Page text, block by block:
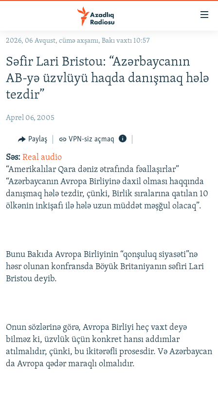
Əsas
qayıt
Əsas
naviqasiyaya
qayıt
keç
KORRUPSIOMETR
FƏRQƏ BAX
QANUNI DOĞRU
ARAŞDIRMA
MULTIMEDIA
VIDEO
FOTOQALEREYA
RADIO ARXIV
OXU ZALI
İZ - MƏDƏNIYYƏT PROQRAMI
HAQQIMIZDA
MATERIALLARIMIZDAN ISTIFADƏ
AZADLIQRADIOSU MOBIL TELEFONUNUZDA
RFE/RL-in bütün saytları
2026, 06 Avqust, cümə axşamı, Bakı vaxtı 10:57
Səfir Lari Bristou: “Azərbaycanın
AB-yə üzvlüyü haqda danışmaq hələ
tezdir”
Aprel 06, 2005
Paylaş VPN-siz açmaq
Səs: Real audio
“Amerikalılar Qara dəniz ətrafında fəallaşırlar”
“Azərbaycanın Avropa Birliyinə daxil olması haqqında
danışmaq hələ tezdir, çünki, Birlik sıralarına qatılan 10
ölkənin inkişafı ilə hələ uzun müddət məşğul olacaq”.
Bunu Bakıda Avropa Birliyinin “qonşuluq siyasəti”nə
həsr olunan konfransda Böyük Britaniyanın səfiri Lari
Bristou deyib.
Onun sözlərinə görə, Avropa Birliyi heç vaxt deyə
bilməz ki, üzvlük üçün konkret hansı addımlar
atılmalıdır, çünki, bu ikitərəfli prosesdir. Və Azərbaycan
da Avropa qədər maraqlı olmalıdır.